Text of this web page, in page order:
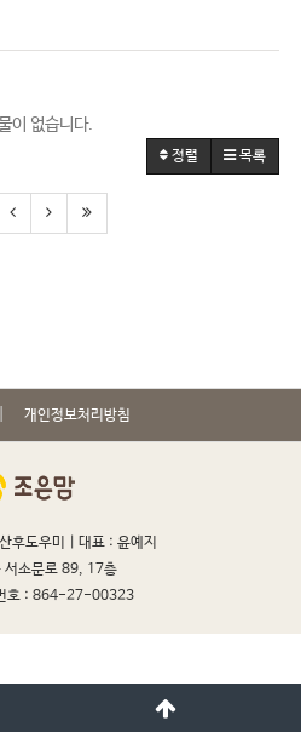
이 없습니다.
정렬 목록
개인정보처리방침
후도우미 | 대표 : 윤예지
서소문로 89, 17층
호 : 864-27-00323